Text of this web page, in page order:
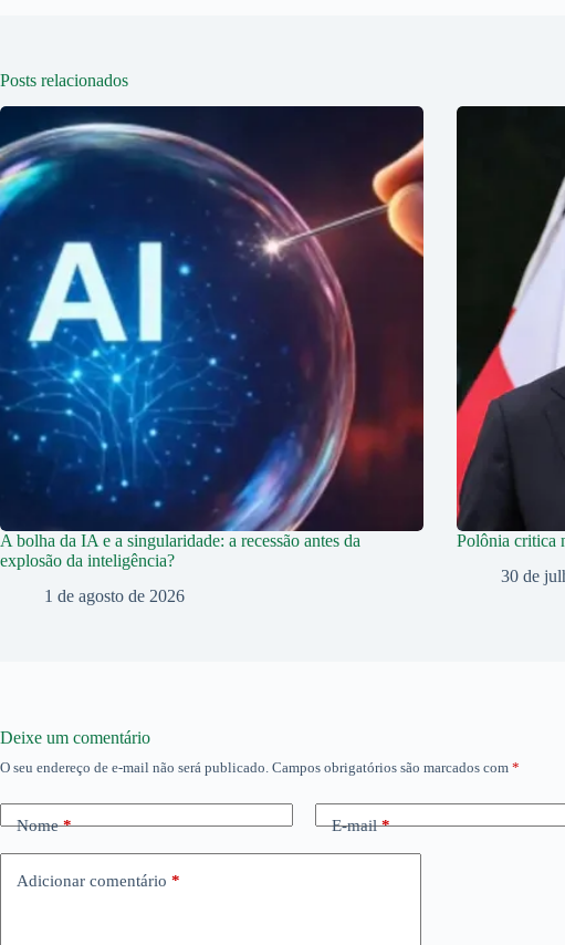
Posts relacionados
A bolha da IA e a singularidade: a recessão antes da
explosão da inteligência?
1 de agosto de 2026
Polônia critica
30 de
Deixe um comentário
O seu endereço de e-mail não será publicado. Campos obrigatórios são marcados com *
Nome* E-mail*
Adicionar comentário *